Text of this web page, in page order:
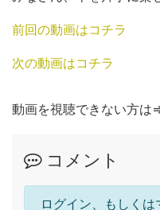
前回の動画はコチラ
次の動画はコチラ
動画を視聴できない方は
コメント
ログイン、もしく